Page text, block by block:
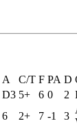
A C/T F PA D
D3 5+ 6 0 2
6 2+ 7 -1 3